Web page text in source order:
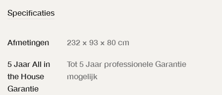
Specificaties
Afmetingen 232 × 93 × 80 cm
5 Jaar All in
the House
Garantie
Tot 5 Jaar professionele Garantie
mogelijk